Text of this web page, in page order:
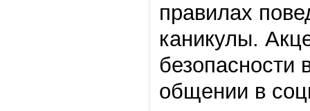
правилах
каникулы.
безопасности
общении в